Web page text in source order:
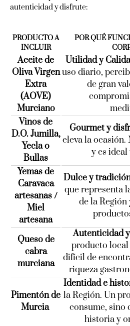
autenticidad y disfrute:
PRODUCTO A
INCLUIR
POR QUÉ
Aceite de
Oliva Virgen
Extra
(AOVE)
Murciano
Utilidad y
uso diario,
de gran
Vinos de
D.O. Jumilla,
Yecla o
Bullas
Gourmet y
eleva la
y es
Yemas de
Caravaca
artesanas /
Miel
artesana
Dulce y
que representa
de la Región
Queso de
cabra
murciana
Autenticidad
producto local
difícil de
riqueza
Pimentón de
Murcia
Identidad e
la Región. Un
consume, sino
historia y